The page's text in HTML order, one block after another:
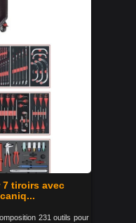
7 tiroirs avec
231 outils pour